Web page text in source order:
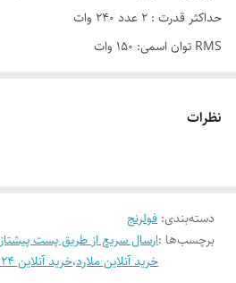
حداکثر قدرت : 2 عدد 240 وات
RMS توان اسمی: 150 وات
واکنش فرکانس : 104Hz - 20KHz
نظرات
دسته‌بندی: فولرنج
برچسب‌ها :ارسال سریع از طریق پست پیشتاز
خرید آنلاین ملارد،خرید آنلاین 24 ساعته از سایت میسر است